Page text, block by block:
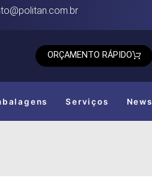
ORÇAMENTO RÁPIDO
Serviços News